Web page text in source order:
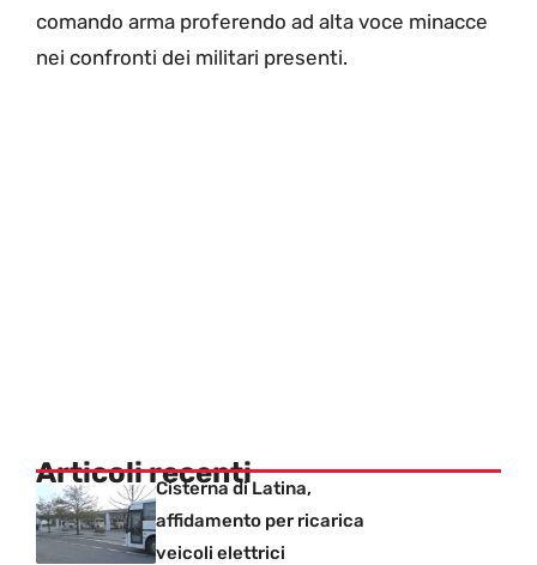
comando arma proferendo ad alta voce minacce
nei confronti dei militari presenti.
Articoli recenti
Cisterna di Latina,
affidamento per ricarica
veicoli elettrici